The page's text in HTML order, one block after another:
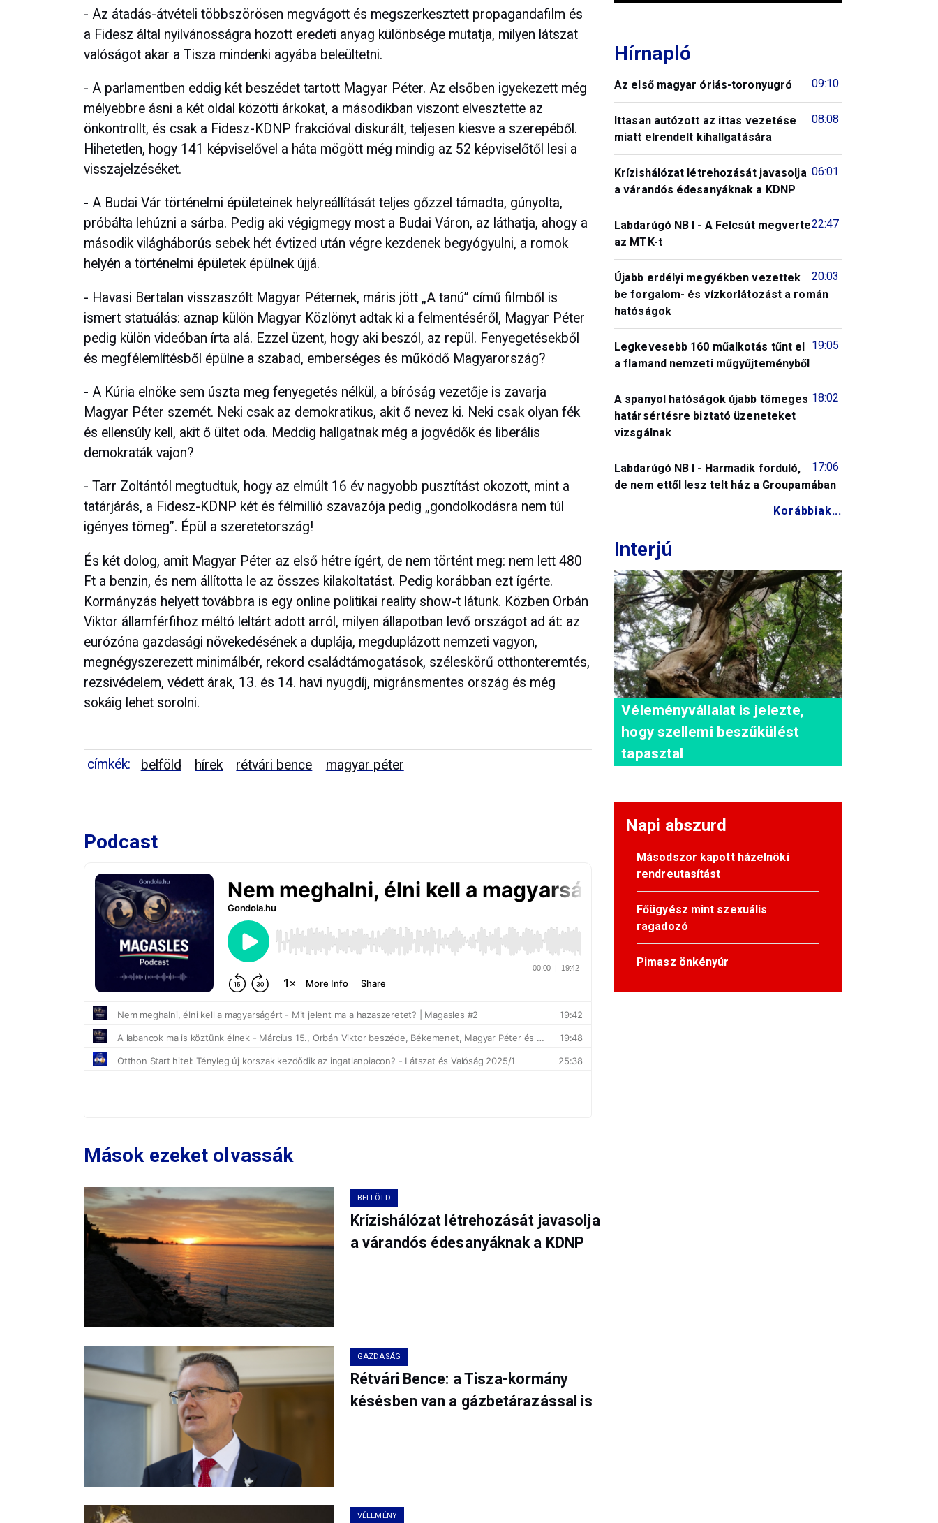
- Az átadás-átvételi többszörösen megvágott és megszerkesztett propagandafilm és
a Fidesz által nyilvánosságra hozott eredeti anyag különbsége mutatja, milyen látszat
valóságot akar a Tisza mindenki agyába beleültetni.
- A parlamentben eddig két beszédet tartott Magyar Péter. Az elsőben igyekezett még
mélyebbre ásni a két oldal közötti árkokat, a másodikban viszont elvesztette az
önkontrollt, és csak a Fidesz-KDNP frakcióval diskurált, teljesen kiesve a szerepéből.
Hihetetlen, hogy 141 képviselővel a háta mögött még mindig az 52 képviselőtől lesi a
visszajelzéséket.
- A Budai Vár történelmi épületeinek helyreállítását teljes gőzzel támadta, gúnyolta,
próbálta lehúzni a sárba. Pedig aki végigmegy most a Budai Váron, az láthatja, ahogy a
második világháborús sebek hét évtized után végre kezdenek begyógyulni, a romok
helyén a történelmi épületek épülnek újjá.
- Havasi Bertalan visszaszólt Magyar Péternek, máris jött „A tanú” című filmből is
ismert statuálás: aznap külön Magyar Közlönyt adtak ki a felmentéséről, Magyar Péter
pedig külön videóban írta alá. Ezzel üzent, hogy aki beszól, az repül. Fenyegetésekből
és megfélemlítésből épülne a szabad, emberséges és működő Magyarország?
- A Kúria elnöke sem úszta meg fenyegetés nélkül, a bíróság vezetője is zavarja
Magyar Péter szemét. Neki csak az demokratikus, akit ő nevez ki. Neki csak olyan fék
és ellensúly kell, akit ő ültet oda. Meddig hallgatnak még a jogvédők és liberális
demokraták vajon?
- Tarr Zoltántól megtudtuk, hogy az elmúlt 16 év nagyobb pusztítást okozott, mint a
tatárjárás, a Fidesz-KDNP két és félmillió szavazója pedig „gondolkodásra nem túl
igényes tömeg”. Épül a szeretetország!
És két dolog, amit Magyar Péter az első hétre ígért, de nem történt meg: nem lett 480
Ft a benzin, és nem állította le az összes kilakoltatást. Pedig korábban ezt ígérte.
Kormányzás helyett továbbra is egy online politikai reality show-t látunk. Közben Orbán
Viktor államférfihoz méltó leltárt adott arról, milyen állapotban levő országot ad át: az
eurózóna gazdasági növekedésének a duplája, megduplázott nemzeti vagyon,
megnégyszerezett minimálbér, rekord családtámogatások, széleskörű otthonteremtés,
rezsivédelem, védett árak, 13. és 14. havi nyugdíj, migránsmentes ország és még
sokáig lehet sorolni.
címkék: belföld hírek rétvári bence magyar péter
Podcast
Mások ezeket olvassák
BELFÖLD
Krízishálózat létrehozását javasolja
a várandós édesanyáknak a KDNP
GAZDASÁG
Rétvári Bence: a Tisza-kormány
késésben van a gázbetárazással is
VÉLEMÉNY
Hírnapló
09:10
Az első magyar óriás-toronyugró
08:08
Ittasan autózott az ittas vezetése
miatt elrendelt kihallgatására
06:01
Krízishálózat létrehozását javasolja
a várandós édesanyáknak a KDNP
22:47
Labdarúgó NB I - A Felcsút megverte
az MTK-t
20:03
Újabb erdélyi megyékben vezettek
be forgalom- és vízkorlátozást a román
hatóságok
19:05
Legkevesebb 160 műalkotás tűnt el
a flamand nemzeti műgyűjteményből
18:02
A spanyol hatóságok újabb tömeges
határsértésre biztató üzeneteket
vizsgálnak
17:06
Labdarúgó NB I - Harmadik forduló,
de nem ettől lesz telt ház a Groupamában
Korábbiak...
Interjú
Véleményvállalat is jelezte,
hogy szellemi beszűkülést
tapasztal
Napi abszurd
Másodszor kapott házelnöki
rendreutasítást
Főügyész mint szexuális
ragadozó
Pimasz önkényúr